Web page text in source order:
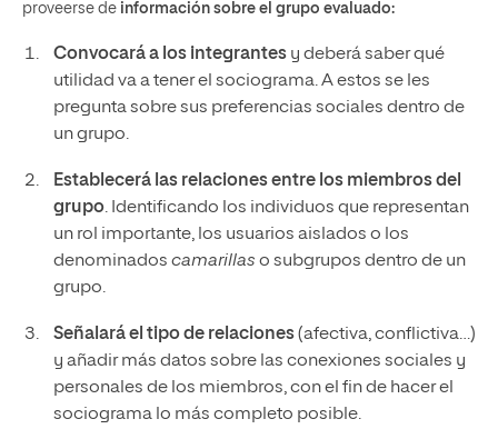
proveerse de información sobre el grupo evaluado:
Convocará a los integrantesy deberá saber qué
utilidad va a tener el sociograma. A estos se les
pregunta sobre sus preferencias sociales dentro de
un grupo.
Establecerá las relaciones entre los miembros del
grupo. Identificando los individuos que representan
un rol importante, los usuarios aislados o los
denominados camarillas o subgrupos dentro de un
grupo.
Señalará el tipo de relaciones(afectiva, conflictiva…)
y añadir más datos sobre las conexiones sociales y
personales de los miembros, con el fin de hacer el
sociograma lo más completo posible.